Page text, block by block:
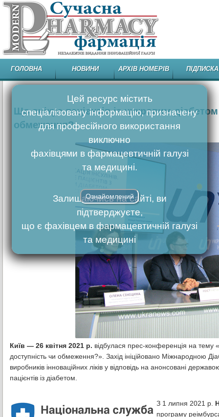
ГОЛОВНА НОВИНИ АРХІВ НОМЕРІВ ПІДПИСКА
Що очікує пацієнтів із цукровим
обмеження?
Київ — 26 квітня 2021 р. відбулася прес-конференція на тему
доступність чи обмеження?». Захід ініційовано Міжнародною
виробників інноваційних ліків у відповідь на анонсовані
пацієнтів із діабетом.
З 1 липня 2021 р.
програму
Цей ресурс містить
спеціалізовану інформацію, призначену
для професійного використання
виключно
фахівцями в фармацевтичній галузі
та медицині.
Залишаючись на сайті, ви
підтверджуєте,
що є фахівцем в фармацевтичній галузі
та медицині
Ознайомлений